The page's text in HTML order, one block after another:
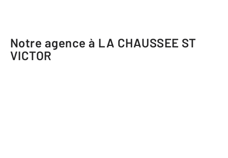
Notre agence à LA CHAUSSEE ST
VICTOR